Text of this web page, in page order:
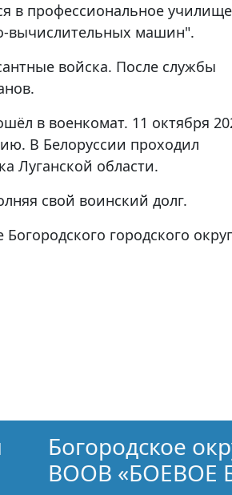
в профессиональное училище
вычислительных машин".
войска. После службы
в военкомат. 11 октября
В Белоруссии проходил
Луганской области.
свой воинский долг.
городского
Богородское
ВООВ «БОЕВОЕ